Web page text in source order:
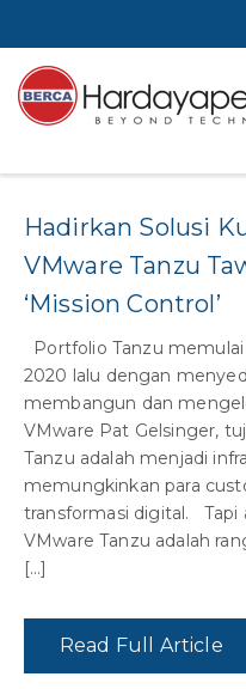
Hadirkan Solusi
VMware Tanzu
‘Mission Control’
Portfolio Tanzu
2020 lalu dengan
membangun dan
VMware Pat Gelsinger,
Tanzu adalah menjadi
memungkinkan para
transformasi digital. Tapi
VMware Tanzu adalah
[…]
Read Full Article